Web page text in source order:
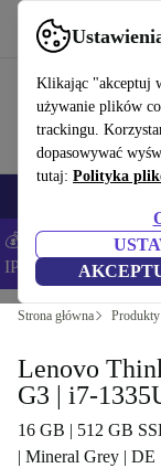
Klikając "akceptuj
używanie plików
trackingu.
dopasowywać
tutaj: Polityka
Korzystaj z
💰Zaoszczędź
IPHONEDEAL –
Strona główna Produkty
Lenovo
G3 | i7-
16 GB | 512 GB
| Mineral Grey | DE